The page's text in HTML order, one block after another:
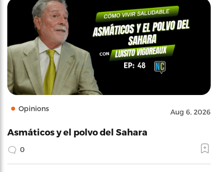
Opinions Aug 6, 2026
Asmáticos y el polvo del Sahara
0